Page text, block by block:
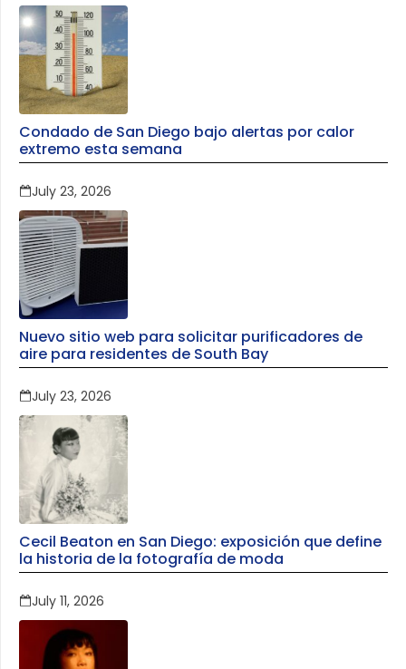
Condado de San Diego bajo alertas por calor
extremo esta semana
July 23, 2026
Nuevo sitio web para solicitar purificadores de
aire para residentes de South Bay
July 23, 2026
Cecil Beaton en San Diego: exposición que define
la historia de la fotografía de moda
July 11, 2026